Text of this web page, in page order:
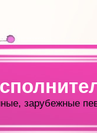
зарубежные